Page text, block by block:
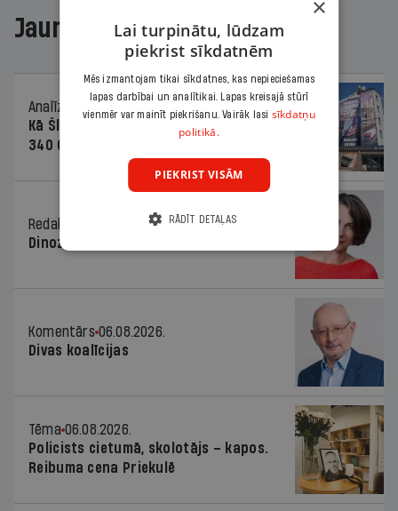
Jaunākajā žurnālā
Analīze
06.08.2026.
Kā Šlesera partija palika nesodīta par
340 000 vērtu reklāmas kampaņu
Redaktores sleja
06.08.2026.
Dinozaura triks
Komentārs 06.08.2026.
Divas koalīcijas
Tēma 06.08.2026.
Policists cietumā, skolotājs – kapos.
Reibuma cena Priekulē
×
Lai turpinātu, lūdzam
piekrist sīkdatnēm
Mēs izmantojam tikai sīkdatnes, kas nepieciešamas
lapas darbībai un analītikai. Lapas kreisajā stūrī
vienmēr var mainīt piekrišanu. Vairāk lasi sīkdatņu
politikā.
PIEKRIST VISĀM
RĀDĪT DETAĻAS